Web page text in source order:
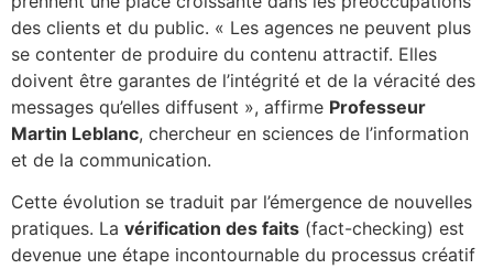
des clients et du public. « Les agences ne peuvent plus
se contenter de produire du contenu attractif. Elles
doivent être garantes de l’intégrité et de la véracité des
messages qu’elles diffusent », affirme Professeur
Martin Leblanc, chercheur en sciences de l’information
et de la communication.
Cette évolution se traduit par l’émergence de nouvelles
pratiques. La vérification des faits (fact-checking) est
devenue une étape incontournable du processus créatif